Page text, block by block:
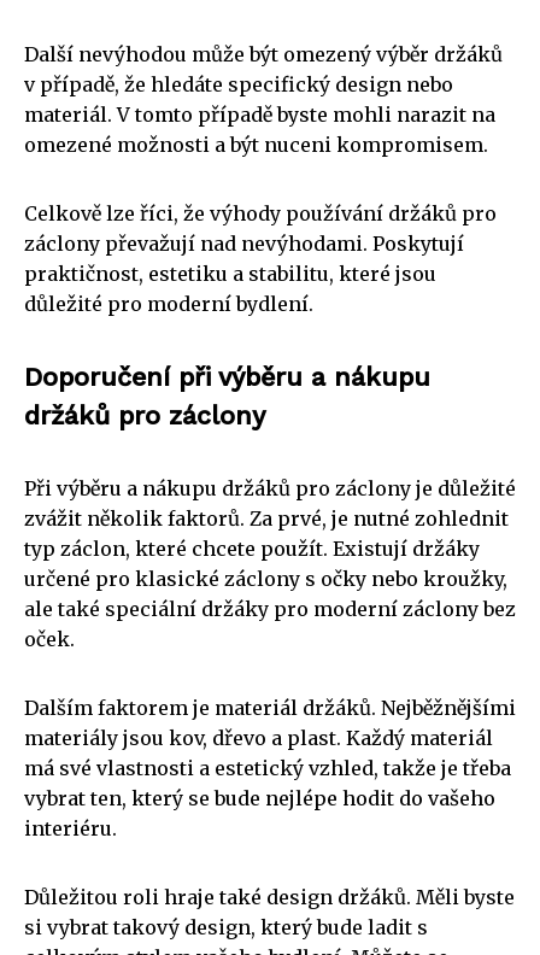
Další nevýhodou může být omezený výběr držáků
v případě, že hledáte specifický design nebo
materiál. V tomto případě byste mohli narazit na
omezené možnosti a být nuceni kompromisem.
Celkově lze říci, že výhody používání držáků pro
záclony převažují nad nevýhodami. Poskytují
praktičnost, estetiku a stabilitu, které jsou
důležité pro moderní bydlení.
Doporučení při výběru a nákupu
držáků pro záclony
Při výběru a nákupu držáků pro záclony je důležité
zvážit několik faktorů. Za prvé, je nutné zohlednit
typ záclon, které chcete použít. Existují držáky
určené pro klasické záclony s očky nebo kroužky,
ale také speciální držáky pro moderní záclony bez
oček.
Dalším faktorem je materiál držáků. Nejběžnějšími
materiály jsou kov, dřevo a plast. Každý materiál
má své vlastnosti a estetický vzhled, takže je třeba
vybrat ten, který se bude nejlépe hodit do vašeho
interiéru.
Důležitou roli hraje také design držáků. Měli byste
si vybrat takový design, který bude ladit s